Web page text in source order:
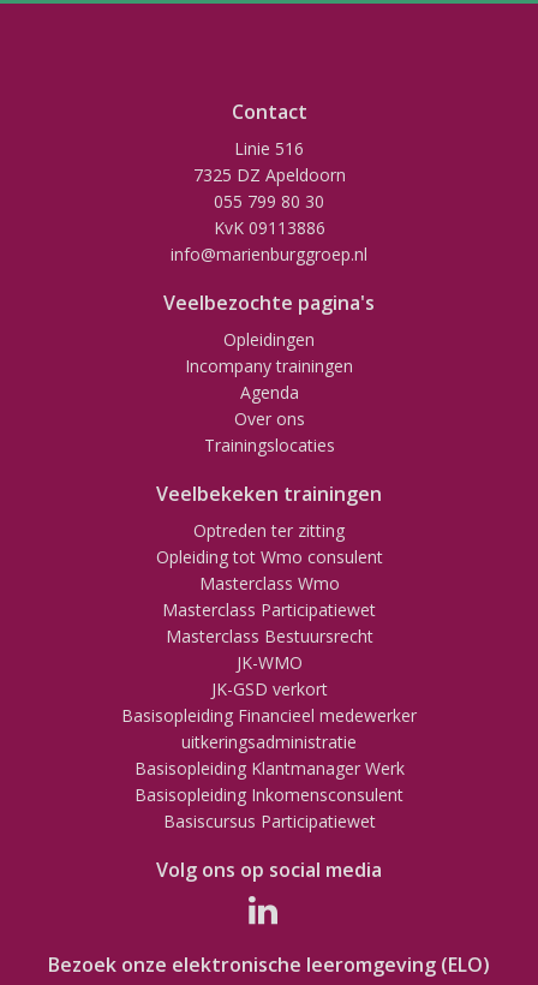
Contact
Linie 516
7325 DZ Apeldoorn
055 799 80 30
KvK 09113886
info@marienburggroep.nl
Veelbezochte pagina's
Opleidingen
Incompany trainingen
Agenda
Over ons
Trainingslocaties
Veelbekeken trainingen
Optreden ter zitting
Opleiding tot Wmo consulent
Masterclass Wmo
Masterclass Participatiewet
Masterclass Bestuursrecht
JK-WMO
JK-GSD verkort
Basisopleiding Financieel medewerker
uitkeringsadministratie
Basisopleiding Klantmanager Werk
Basisopleiding Inkomensconsulent
Basiscursus Participatiewet
Volg ons op social media
Bezoek onze elektronische leeromgeving (ELO)